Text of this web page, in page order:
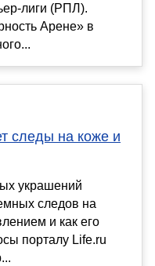
лиги (РПЛ).
Арене» в
следы на коже и
украшений
следов на
и как его
порталу Life.ru